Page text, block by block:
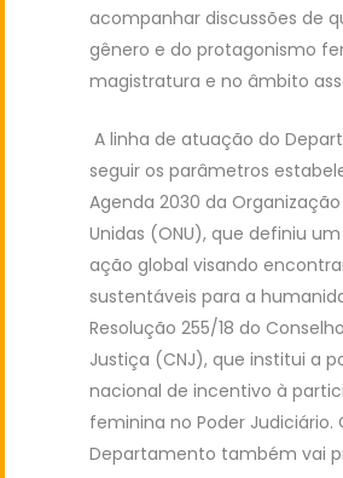
acompanhar discussões de
gênero e do protagonismo
magistratura e no âmbito
A linha de atuação do
seguir os parâmetros
Agenda 2030 da
Unidas (ONU), que definiu
ação global visando
sustentáveis para a
Resolução 255/18 do
Justiça (CNJ), que institui a
nacional de incentivo à
feminina no Poder Judiciário.
Departamento também vai